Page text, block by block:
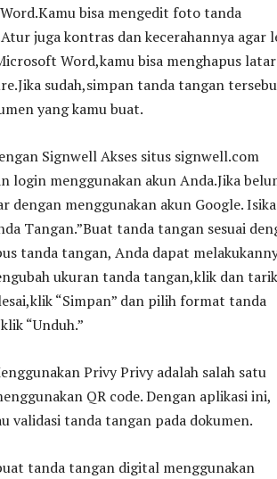
bisa mengedit foto tanda
juga kontras dan kecerahannya agar
Word,kamu bisa menghapus latar
sudah,simpan tanda tangan
yang kamu buat.
Signwell Akses situs signwell.com
login menggunakan akun Anda.Jika
dengan menggunakan akun Google.
Tangan.”Buat tanda tangan sesuai
tanda tangan, Anda dapat
ukuran tanda tangan,klik dan tarik
“Simpan” dan pilih format tanda
“Unduh.”
Privy Privy adalah salah satu
QR code. Dengan aplikasi ini,
validasi tanda tangan pada dokumen.
tanda tangan digital menggunakan